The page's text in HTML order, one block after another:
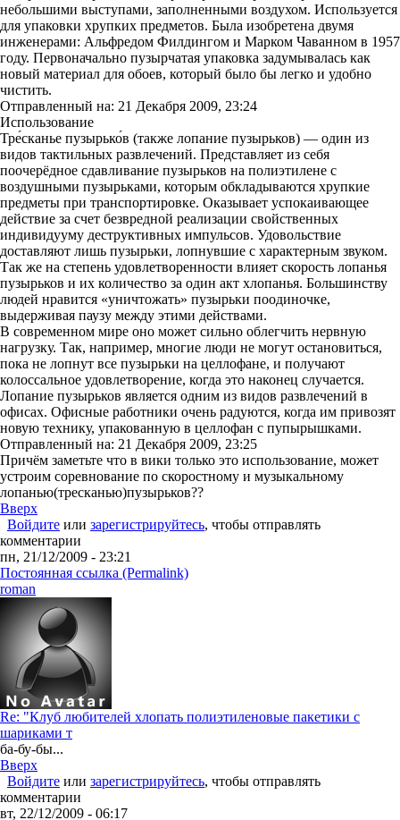
небольшими выступами, заполненными воздухом. Используется
для упаковки хрупких предметов. Была изобретена двумя
инженерами: Альфредом Филдингом и Марком Чаванном в 1957
году. Первоначально пузырчатая упаковка задумывалась как
новый материал для обоев, который было бы легко и удобно
чистить.
Отправленный на: 21 Декабря 2009, 23:24
Использование
Тре́сканье пузырько́в (также лопание пузырьков) — один из
видов тактильных развлечений. Представляет из себя
поочерёдное сдавливание пузырьков на полиэтилене с
воздушными пузырьками, которым обкладываются хрупкие
предметы при транспортировке. Оказывает успокаивающее
действие за счет безвредной реализации свойственных
индивидууму деструктивных импульсов. Удовольствие
доставляют лишь пузырьки, лопнувшие с характерным звуком.
Так же на степень удовлетворенности влияет скорость лопанья
пузырьков и их количество за один акт хлопанья. Большинству
людей нравится «уничтожать» пузырьки поодиночке,
выдерживая паузу между этими действами.
В современном мире оно может сильно облегчить нервную
нагрузку. Так, например, многие люди не могут остановиться,
пока не лопнут все пузырьки на целлофане, и получают
колоссальное удовлетворение, когда это наконец случается.
Лопание пузырьков является одним из видов развлечений в
офисах. Офисные работники очень радуются, когда им привозят
новую технику, упакованную в целлофан с пупырышками.
Отправленный на: 21 Декабря 2009, 23:25
Причём заметьте что в вики только это использование, может
устроим соревнование по скоростному и музыкальному
лопанью(тресканью)пузырьков??
Вверх
Войдите или зарегистрируйтесь, чтобы отправлять
комментарии
пн, 21/12/2009 - 23:21
Постоянная ссылка (Permalink)
roman
Re: "Клуб любителей хлопать полиэтиленовые пакетики с
шариками т
ба-бу-бы...
Вверх
Войдите или зарегистрируйтесь, чтобы отправлять
комментарии
вт, 22/12/2009 - 06:17